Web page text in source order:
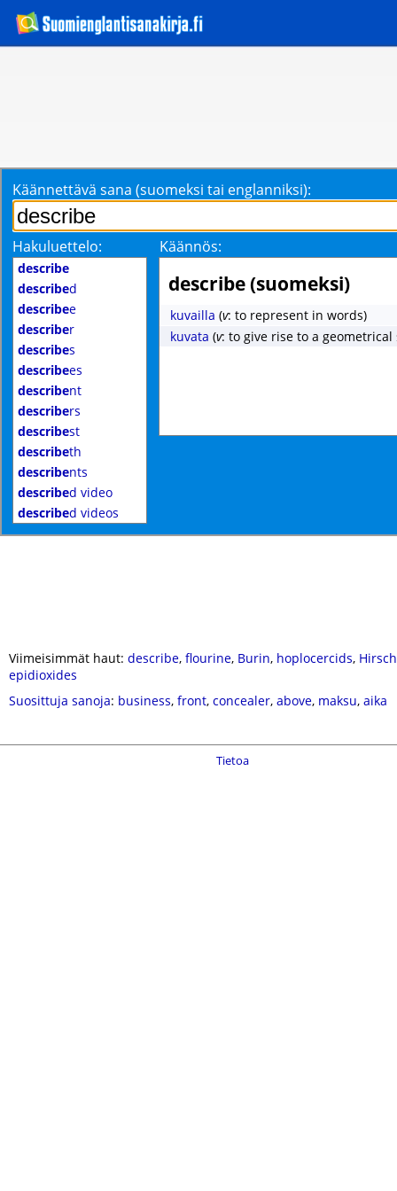
Käännettävä sana (suomeksi tai englanniksi):
Hakuluettelo: Käännös:
describe
described
describee
describer
describes
describees
describent
describers
describest
describeth
describents
described video
described videos
describe (suomeksi)
kuvailla (v: to represent in words)
kuvata (v: to give rise to a
Viimeisimmät haut: describe, flourine, Burin, hoplocercids,
epidioxides
Suosittuja sanoja: business, front, concealer, above, maksu, aika
Tietoa